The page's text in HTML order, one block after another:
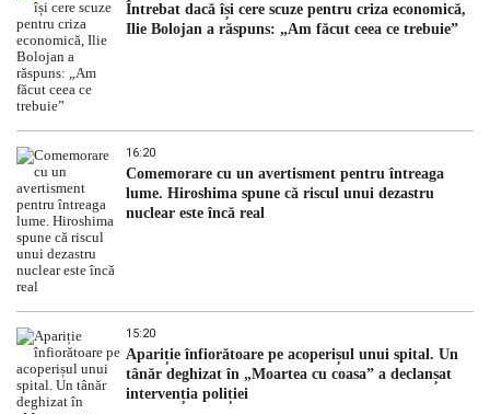
Întrebat dacă își cere scuze pentru criza economică,
Ilie Bolojan a răspuns: „Am făcut ceea ce trebuie”
16:20
Comemorare cu un avertisment pentru întreaga
lume. Hiroshima spune că riscul unui dezastru
nuclear este încă real
15:20
Apariție înfiorătoare pe acoperișul unui spital. Un
tânăr deghizat în „Moartea cu coasa” a declanșat
intervenția poliției